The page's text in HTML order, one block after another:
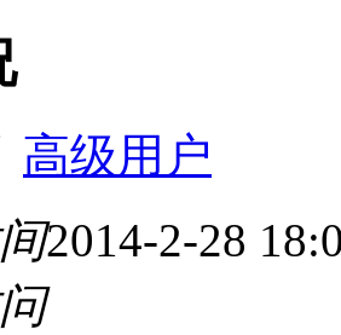
高级用户
2014-2-28